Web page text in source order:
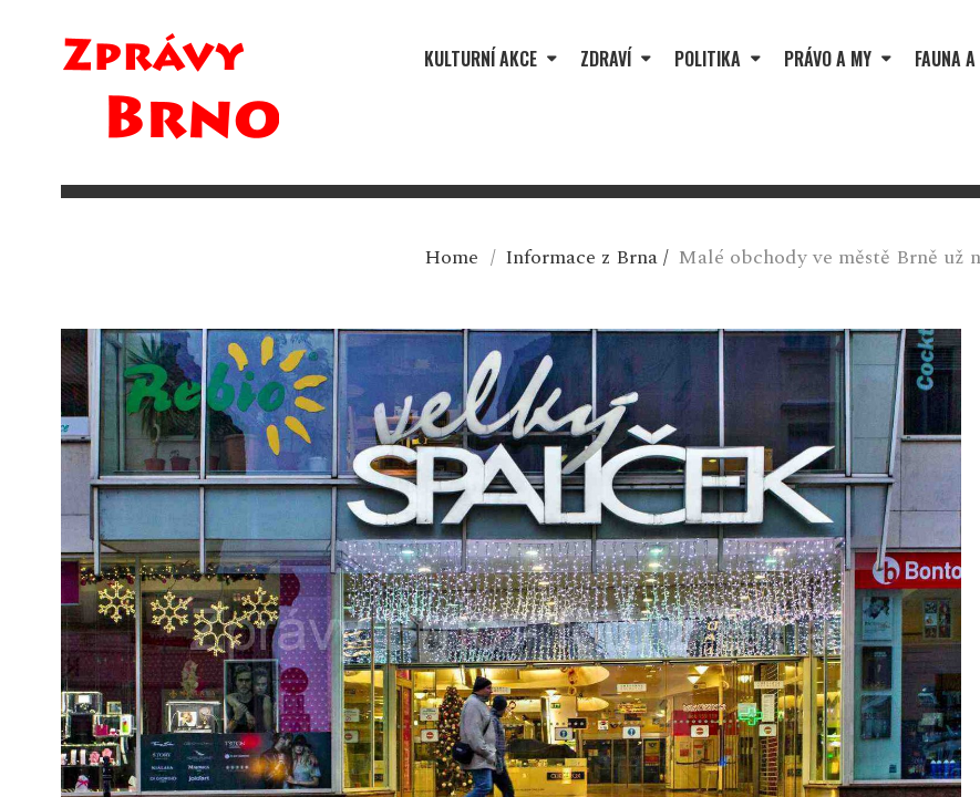
KULTURNÍ AKCE ZDRAVÍ POLITIKA PRÁVO A MY FAUNA
Home / Informace z Brna/ Malé obchody ve městě Brně už